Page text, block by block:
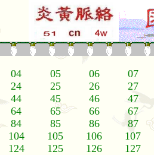
04 05 06 07
24 25 26 27
44 45 46 47
64 65 66 67
84 85 86 87
104 105 106 107
124 125 126 127